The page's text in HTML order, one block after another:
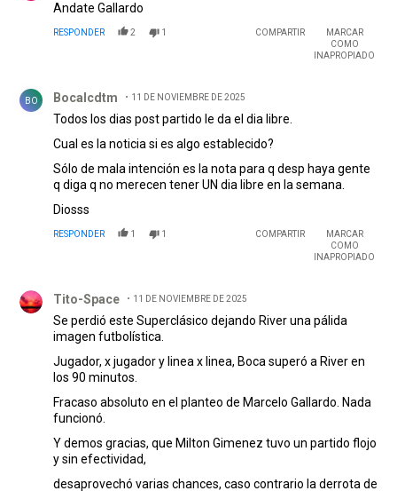
Andate Gallardo
RESPONDER 2 1 COMPARTIR
MARCAR
COMO
INAPROPIADO
BO Bocalcdtm 11 DE NOVIEMBRE DE 2025
Todos los dias post partido le da el dia libre.
Cual es la noticia si es algo establecido?
Sólo de mala intención es la nota para q desp haya gente
q diga q no merecen tener UN dia libre en la semana.
Diosss
RESPONDER 1 1 COMPARTIR
MARCAR
COMO
INAPROPIADO
Tito-Space 11 DE NOVIEMBRE DE 2025
Se perdió este Superclásico dejando River una pálida
imagen futbolística.
Jugador, x jugador y linea x linea, Boca superó a River en
los 90 minutos.
Fracaso absoluto en el planteo de Marcelo Gallardo. Nada
funcionó.
Y demos gracias, que Milton Gimenez tuvo un partido flojo
y sin efectividad,
desaprovechó varias chances, caso contrario la derrota de